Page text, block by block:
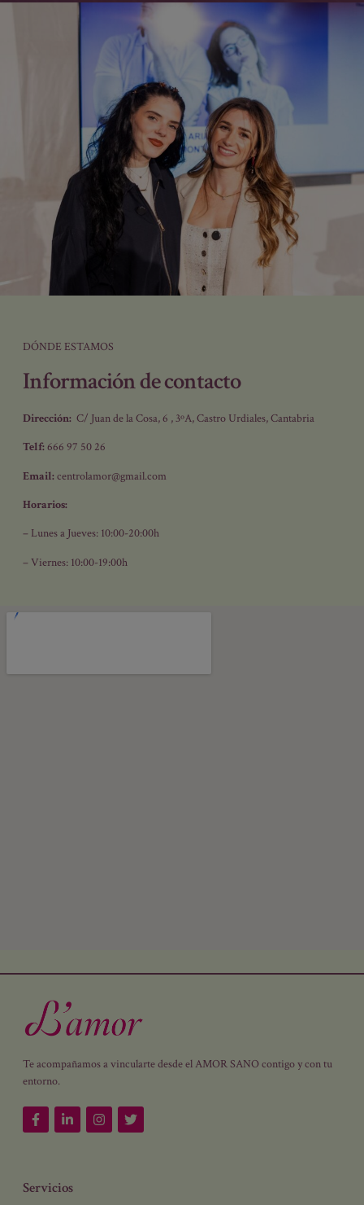
DÓNDE ESTAMOS
Información de contacto
Dirección: C/ Juan de la Cosa, 6 , 3ºA, Castro Urdiales, Cantabria
Telf: 666 97 50 26
Email: centrolamor@gmail.com
Horarios:
– Lunes a Jueves: 10:00-20:00h
– Viernes: 10:00-19:00h
Te acompañamos a vincularte desde el AMOR SANO contigo y con tu
entorno.
Servicios
Acepto las condiciones y recibir sus
newsletters.
Puede cancelar su suscripción cuando quiera
mediante el enlace de nuestra newsletter.
Usamos Brevo como plataforma
de marketing. Al enviar este
formulario, aceptas que los datos
personales que proporcionaste se
transferirán a Brevo para su
¿Quieres que te acompañemos a vincularte desde el amor